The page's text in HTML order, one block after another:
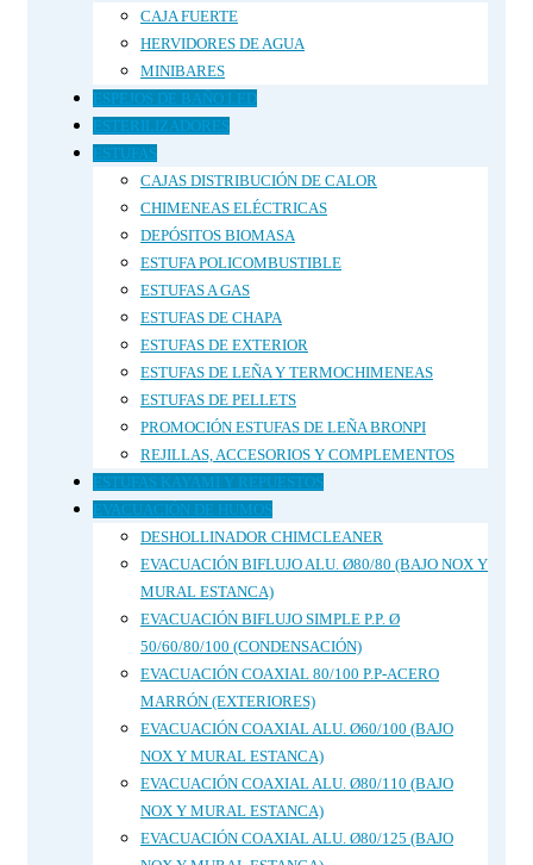
CAJA FUERTE
HERVIDORES DE AGUA
MINIBARES
ESPEJOS DE BAÑO LED
ESTERILIZADORES
ESTUFAS
CAJAS DISTRIBUCIÓN DE CALOR
CHIMENEAS ELÉCTRICAS
DEPÓSITOS BIOMASA
ESTUFA POLICOMBUSTIBLE
ESTUFAS A GAS
ESTUFAS DE CHAPA
ESTUFAS DE EXTERIOR
ESTUFAS DE LEÑA Y TERMOCHIMENEAS
ESTUFAS DE PELLETS
PROMOCIÓN ESTUFAS DE LEÑA BRONPI
REJILLAS, ACCESORIOS Y COMPLEMENTOS
ESTUFAS KAYAMI Y REPUESTOS
EVACUACIÓN DE HUMOS
DESHOLLINADOR CHIMCLEANER
EVACUACIÓN BIFLUJO ALU. Ø80/80 (BAJO NOX Y
MURAL ESTANCA)
EVACUACIÓN BIFLUJO SIMPLE P.P. Ø
50/60/80/100 (CONDENSACIÓN)
EVACUACIÓN COAXIAL 80/100 P.P-ACERO
MARRÓN (EXTERIORES)
EVACUACIÓN COAXIAL ALU. Ø60/100 (BAJO
NOX Y MURAL ESTANCA)
EVACUACIÓN COAXIAL ALU. Ø80/110 (BAJO
NOX Y MURAL ESTANCA)
EVACUACIÓN COAXIAL ALU. Ø80/125 (BAJO